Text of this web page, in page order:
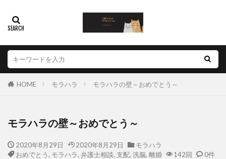
HOME モラハラ モラハラの壁～おめでとう～
モラハラの壁～おめでとう～
2020年8月29日 2020年8月29日
モラハラ
おめでとう, モラハラ, 弁護士相談, 支配, 洗脳, 離婚 142回 0件